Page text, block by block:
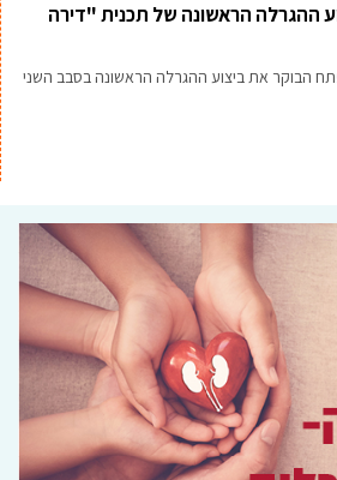
ההגרלה הראשונה של תכנית "דירה
פתח הבוקר את ביצוע ההגרלה הראשונה בסבב השני